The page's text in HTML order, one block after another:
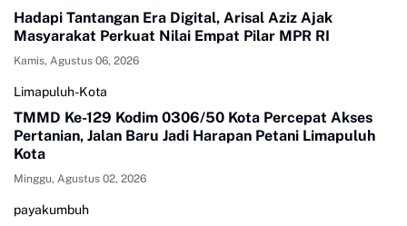
Hadapi Tantangan Era Digital, Arisal Aziz Ajak
Masyarakat Perkuat Nilai Empat Pilar MPR RI
Kamis, Agustus 06, 2026
Limapuluh-Kota
TMMD Ke-129 Kodim 0306/50 Kota Percepat Akses
Pertanian, Jalan Baru Jadi Harapan Petani Limapuluh
Kota
Minggu, Agustus 02, 2026
payakumbuh